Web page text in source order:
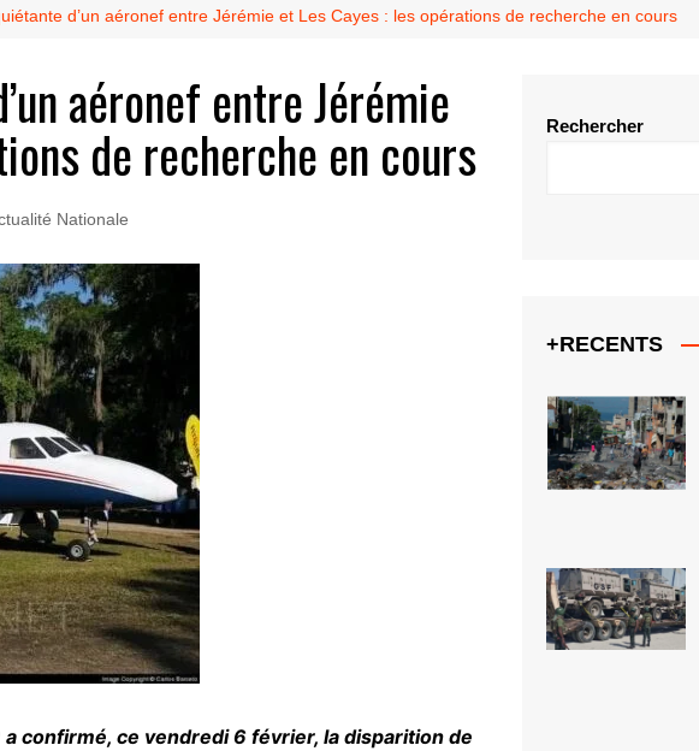
Culture
Société
Agriculture
Littérature
d’un aéronef entre Jérémie et Les Cayes : les opérations de recherche en cours
aéronef entre Jérémie
de recherche en cours
Nationale
a confirmé, ce vendredi 6 février, la disparition de
Rechercher
+RECENTS